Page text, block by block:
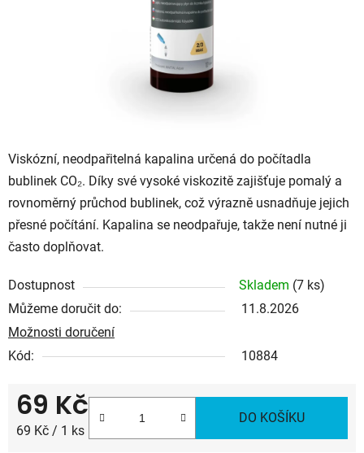
Viskózní, neodpařitelná kapalina určená do počítadla
bublinek CO₂. Díky své vysoké viskozitě zajišťuje pomalý a
rovnoměrný průchod bublinek, což výrazně usnadňuje jejich
přesné počítání. Kapalina se neodpařuje, takže není nutné ji
často doplňovat.
Dostupnost Skladem (7 ks)
Můžeme doručit do:
11.8.2026
Možnosti doručení
Kód:
10884
69 Kč
Měrná cena:
69 Kč / 1 ks
DO KOŠÍKU